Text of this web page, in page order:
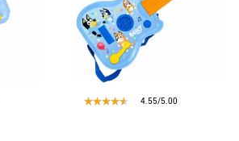
4.55/5.00